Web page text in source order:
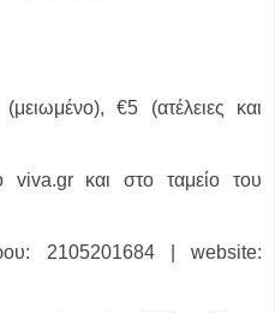
€5 (ατέλειες και
viva.gr και στο ταμείο του
2105201684 | website: